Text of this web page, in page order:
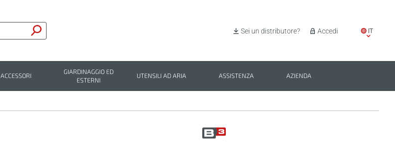
IT
Accedi
Sei un distributore?
ACCESSORI
GIARDINAGGIO ED
ESTERNI
UTENSILI AD ARIA ASSISTENZA AZIENDA